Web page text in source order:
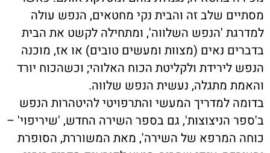
מסתיים שלב זה והבית נקי מחטאים, הנפש עולה
למדרגת 'הנפש השלווה', ומתחילה לקשט את הבית
בדברים נאים (מצוות ומעשים טובים) או אז, מוכנה
הנפש לירידת ולקליטת הכוח האלוהי; וכשהכוח יורד
והאמת מתגלה, נעשית הנפש שלווה.
בדומה למדריך המעשי והתרפויטי להיטהרות הנפש
ב'ספר הניצוצות', גם בספר השירה החדש, 'שיריפוי' –
כוחה המרפא של השירה', מאת המשוררת, הסופרת